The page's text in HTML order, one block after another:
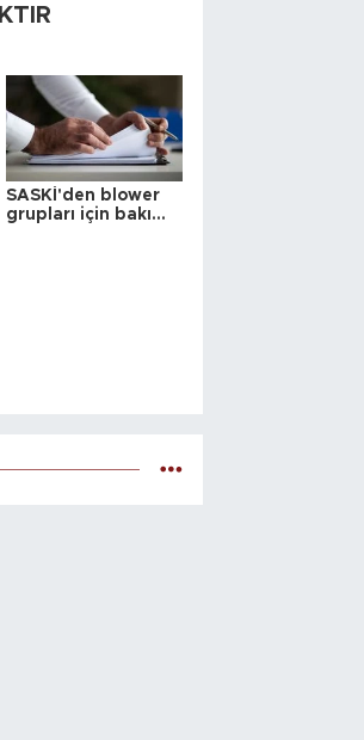
SASKİ'den blower
grupları için bakım